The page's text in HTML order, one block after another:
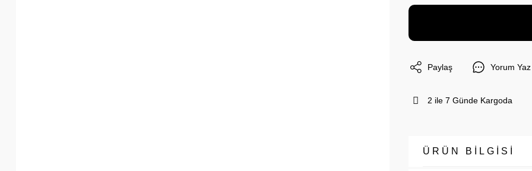
Paylaş Yorum Yaz
2 ile 7 Günde Kargoda
ÜRÜN BİLGİSİ